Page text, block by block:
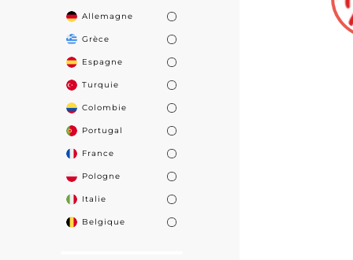
Allemagne
Grèce
Espagne
Turquie
Colombie
Portugal
France
Pologne
Italie
Belgique